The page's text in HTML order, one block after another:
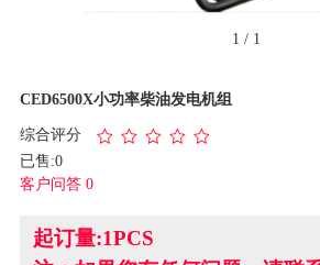
1 / 1
CED6500X小功率柴油发电机组
综合评分
已售:0
客户问答 0
起订量:1PCS